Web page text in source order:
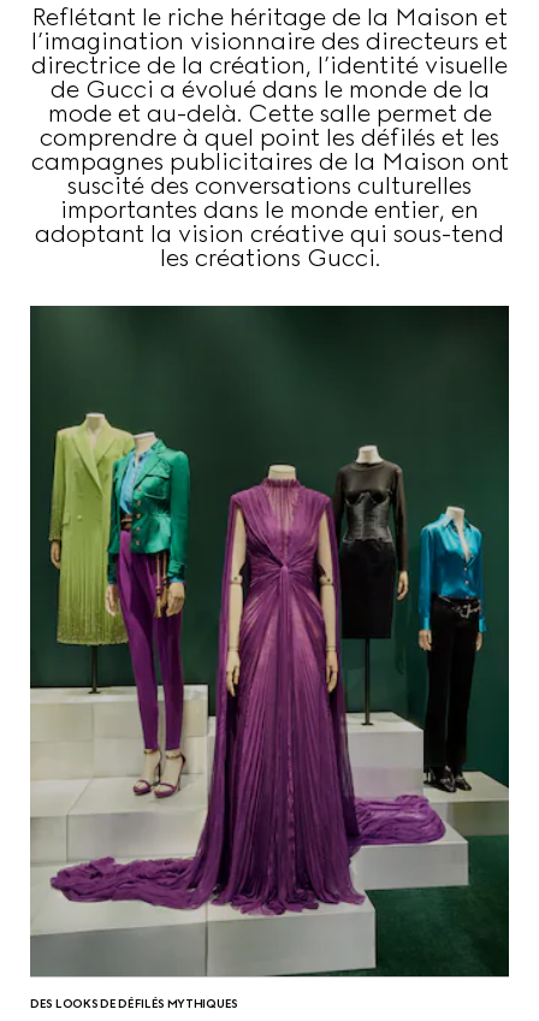
Reflétant le riche héritage de la Maison et
l’imagination visionnaire des directeurs et
directrice de la création, l’identité visuelle
de Gucci a évolué dans le monde de la
mode et au-delà. Cette salle permet de
comprendre à quel point les défilés et les
campagnes publicitaires de la Maison ont
suscité des conversations culturelles
importantes dans le monde entier, en
adoptant la vision créative qui sous-tend
les créations Gucci.
DES LOOKS DE DÉFILÉS MYTHIQUES